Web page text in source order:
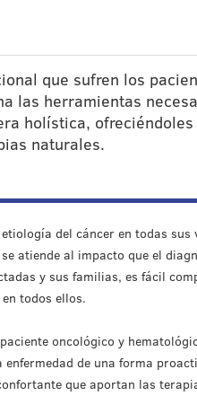
que sufren los
las herramientas
holística,
naturales.
del cáncer en todas sus
atiende al impacto que el
y sus familias, es fácil
todos ellos.
oncológico y
de una forma
que aportan las